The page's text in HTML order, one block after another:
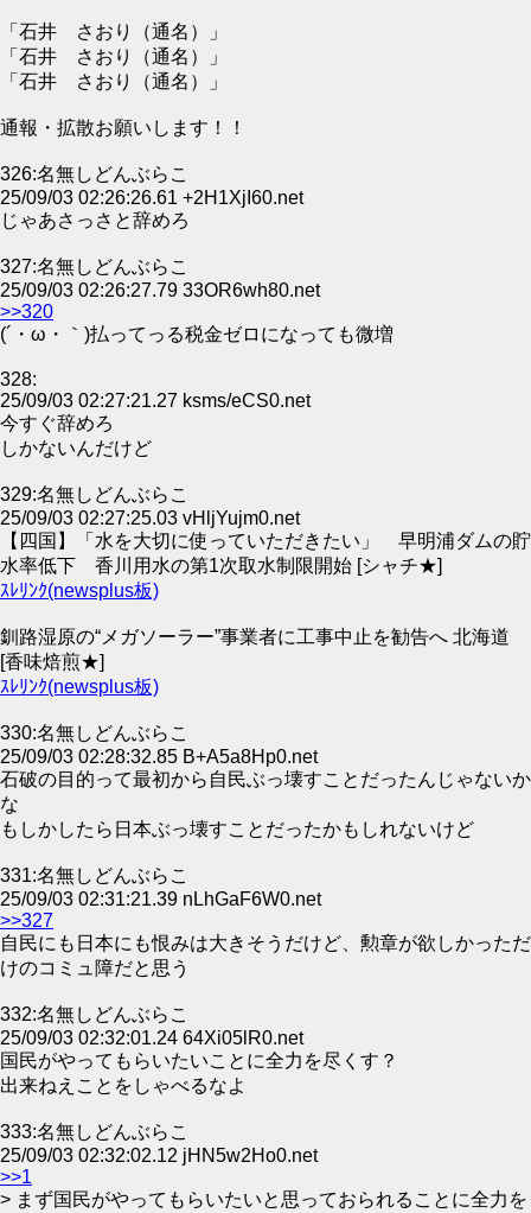
「石井 さおり（通名）」
「石井 さおり（通名）」
「石井 さおり（通名）」
通報・拡散お願いします！！
326:名無しどんぶらこ
25/09/03 02:26:26.61 +2H1XjI60.net
じゃあさっさと辞めろ
327:名無しどんぶらこ
25/09/03 02:26:27.79 33OR6wh80.net
>>320
(´・ω・｀)払ってっる税金ゼロになっても微増
328:
25/09/03 02:27:21.27 ksms/eCS0.net
今すぐ辞めろ
しかないんだけど
329:名無しどんぶらこ
25/09/03 02:27:25.03 vHljYujm0.net
【四国】「水を大切に使っていただきたい」 早明浦ダムの貯
水率低下 香川用水の第1次取水制限開始 [シャチ★]
ｽﾚﾘﾝｸ(newsplus板)
釧路湿原の“メガソーラー”事業者に工事中止を勧告へ 北海道
[香味焙煎★]
ｽﾚﾘﾝｸ(newsplus板)
330:名無しどんぶらこ
25/09/03 02:28:32.85 B+A5a8Hp0.net
石破の目的って最初から自民ぶっ壊すことだったんじゃないか
な
もしかしたら日本ぶっ壊すことだったかもしれないけど
331:名無しどんぶらこ
25/09/03 02:31:21.39 nLhGaF6W0.net
>>327
自民にも日本にも恨みは大きそうだけど、勲章が欲しかっただ
けのコミュ障だと思う
332:名無しどんぶらこ
25/09/03 02:32:01.24 64Xi05lR0.net
国民がやってもらいたいことに全力を尽くす？
出来ねえことをしゃべるなよ
333:名無しどんぶらこ
25/09/03 02:32:02.12 jHN5w2Ho0.net
>>1
> まず国民がやってもらいたいと思っておられることに全力を